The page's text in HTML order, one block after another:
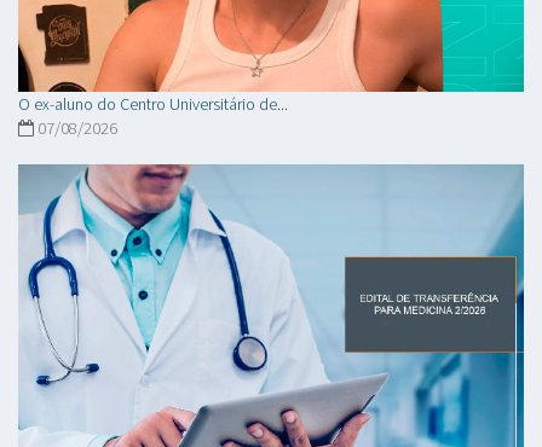
O ex-aluno do Centro Universitário de...
07/08/2026